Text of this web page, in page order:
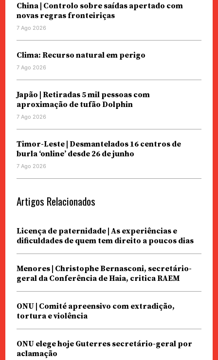
China | Controlo sobre saídas apertado com
novas regras fronteiriças
7 Ago 2026
Clima: Recurso natural em perigo
7 Ago 2026
Japão | Retiradas 5 mil pessoas com
aproximação de tufão Dolphin
7 Ago 2026
Timor-Leste | Desmantelados 16 centros de
burla ‘online’ desde 26 de junho
7 Ago 2026
Artigos Relacionados
Licença de paternidade | As experiências e
dificuldades de quem tem direito a poucos dias
Menores | Christophe Bernasconi, secretário-
geral da Conferência de Haia, critica RAEM
ONU | Comité apreensivo com extradição,
tortura e violência
ONU elege hoje Guterres secretário-geral por
aclamação